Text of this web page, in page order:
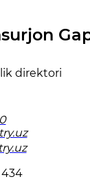
direktori
434